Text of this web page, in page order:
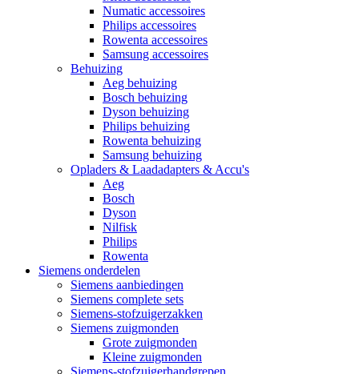
Numatic accessoires
Philips accessoires
Rowenta accessoires
Samsung accessoires
Behuizing
Aeg behuizing
Bosch behuizing
Dyson behuizing
Philips behuizing
Rowenta behuizing
Samsung behuizing
Opladers & Laadadapters & Accu's
Aeg
Bosch
Dyson
Nilfisk
Philips
Rowenta
Siemens onderdelen
Siemens aanbiedingen
Siemens complete sets
Siemens-stofzuigerzakken
Siemens zuigmonden
Grote zuigmonden
Kleine zuigmonden
Siemens-stofzuigerhandgrepen